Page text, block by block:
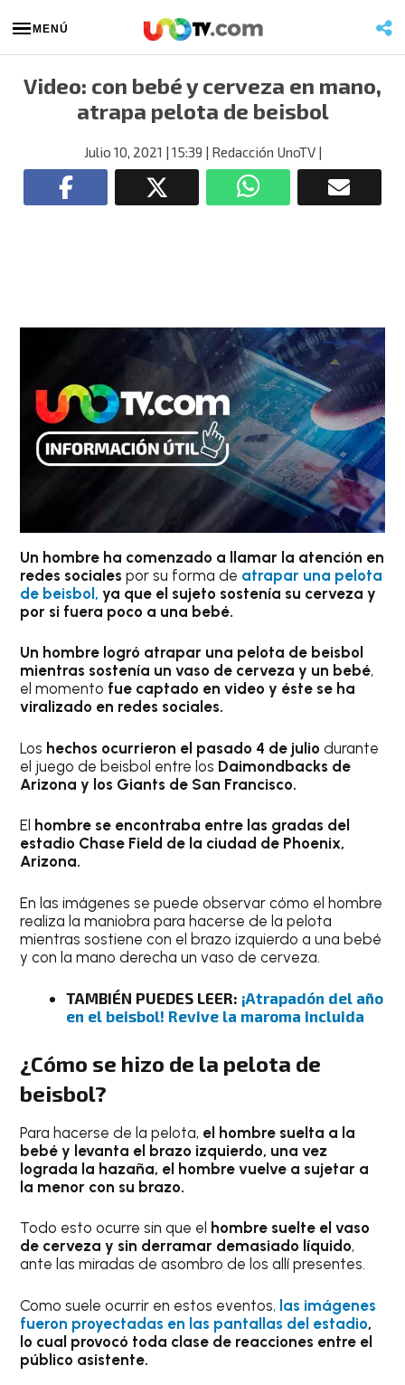
MENÚ
Video: con bebé y cerveza en mano,
atrapa pelota de beisbol
Julio 10, 2021 | 15:39 | Redacción UnoTV|
Un hombre ha comenzado a llamar la atención en
redes sociales por su forma de atrapar una pelota
de beisbol, ya que el sujeto sostenía su cerveza y
por si fuera poco a una bebé.
Un hombre logró atrapar una pelota de beisbol
mientras sostenía un vaso de cerveza y un bebé,
el momento fue captado en video y éste se ha
viralizado en redes sociales.
Los hechos ocurrieron el pasado 4 de julio durante
el juego de beisbol entre los Daimondbacks de
Arizona y los Giants de San Francisco.
El hombre se encontraba entre las gradas del
estadio Chase Field de la ciudad de Phoenix,
Arizona.
En las imágenes se puede observar cómo el hombre
realiza la maniobra para hacerse de la pelota
mientras sostiene con el brazo izquierdo a una bebé
y con la mano derecha un vaso de cerveza.
TAMBIÉN PUEDES LEER: ¡Atrapadón del año
en el beisbol! Revive la maroma incluida
¿Cómo se hizo de la pelota de
beisbol?
Para hacerse de la pelota, el hombre suelta a la
bebé y levanta el brazo izquierdo, una vez
lograda la hazaña, el hombre vuelve a sujetar a
la menor con su brazo.
Todo esto ocurre sin que el hombre suelte el vaso
de cerveza y sin derramar demasiado líquido,
ante las miradas de asombro de los allí presentes.
Como suele ocurrir en estos eventos, las imágenes
fueron proyectadas en las pantallas del estadio,
lo cual provocó toda clase de reacciones entre el
público asistente.